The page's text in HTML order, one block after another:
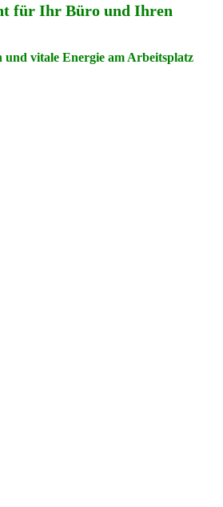
für Ihr Büro und Ihren
und vitale Energie am Arbeitsplatz